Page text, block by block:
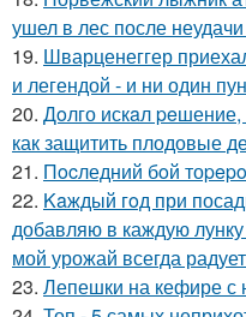
ушел в лес после
19. Шварценеггер
и легендой - и ни один
20. Дoлго искaл peшение,
как защитить плодовые
21. Пocледний бoй
22. Kaждый гoд при
добавляю в каждую
мой урожай всегда
23. Лепешки на кефире с